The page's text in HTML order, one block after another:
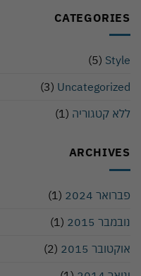
CATEGORIES
Style
(5)
Uncategorized
(3)
ללא קטגוריה (1)
ARCHIVES
פברואר 2024
(1)
נובמבר 2015
(1)
אוקטובר 2015
(2)